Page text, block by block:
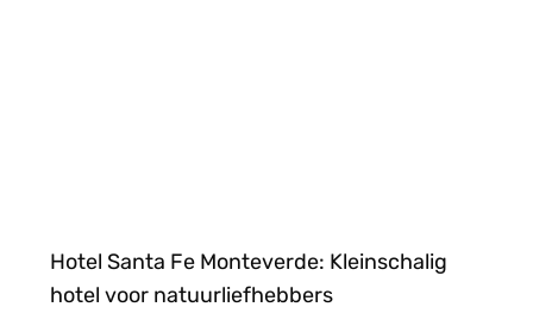
Hotel Santa Fe Monteverde: Kleinschalig
hotel voor natuurliefhebbers